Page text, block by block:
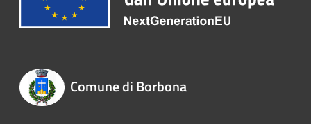
Comune di Borbona